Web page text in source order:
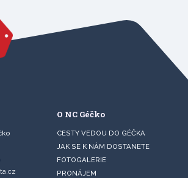
O NC Géčko
CESTY VEDOU DO GÉČKA
JAK SE K NÁM DOSTANETE
FOTOGALERIE
PRONÁJEM